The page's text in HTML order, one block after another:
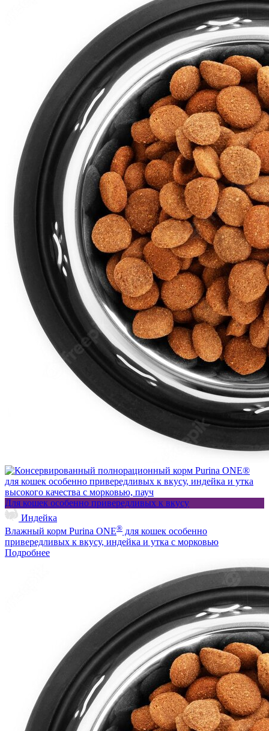
Для кошек особенно привередливых к вкусу
Индейка
Влажный корм Purina ONE® для кошек особенно
привередливых к вкусу, индейка и утка с морковью
Подробнее